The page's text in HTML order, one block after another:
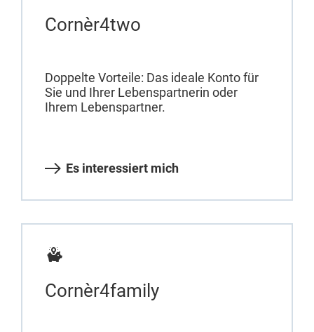
Cornèr4two
Doppelte Vorteile: Das ideale Konto für
Sie und Ihrer Lebenspartnerin oder
Ihrem Lebenspartner.
Es interessiert mich
Cornèr4family